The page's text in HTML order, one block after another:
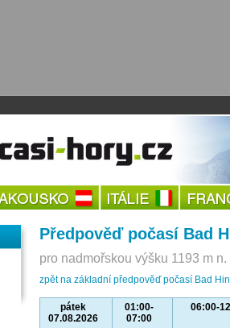
Předpověď počasí Bad
pro nadmořskou výšku 1193 m
zpět na základní předpověď počasí Bad
pátek
07.08.2026
01:00-
07:00
06:00-